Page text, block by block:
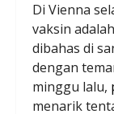
Di Vienna
vaksin
dibahas di
dengan
minggu lalu,
menarik